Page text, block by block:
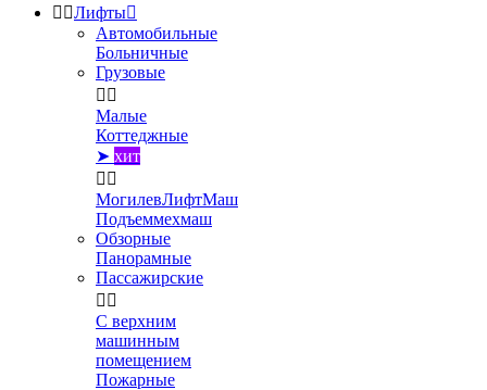
 Лифты
Автомобильные
Больничные
Грузовые
 
Малые
Коттеджные
➤ хит
 
МогилевЛифтМаш
Подъеммехмаш
Обзорные
Панорамные
Пассажирские
 
С верхним
машинным
помещением
Пожарные